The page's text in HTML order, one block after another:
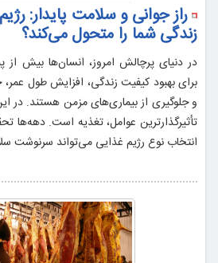
راز جوانی و سلامت پایدار:
زندگی شما را متحول می‌کند؟
در دنیای پرچالش امروز، انسان‌ها بیش
برای بهبود کیفیت زندگی، افزایش طول
و جلوگیری از بیماری‌های مزمن هستند. در
تأثیرگذارترین عوامل، تغذیه است. دهه‌ها
انتخاب نوع رژیم غذایی می‌تواند سرنوشت